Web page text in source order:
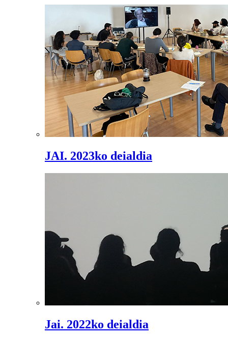
JAI. 2023ko deialdia
Jai. 2022ko deialdia